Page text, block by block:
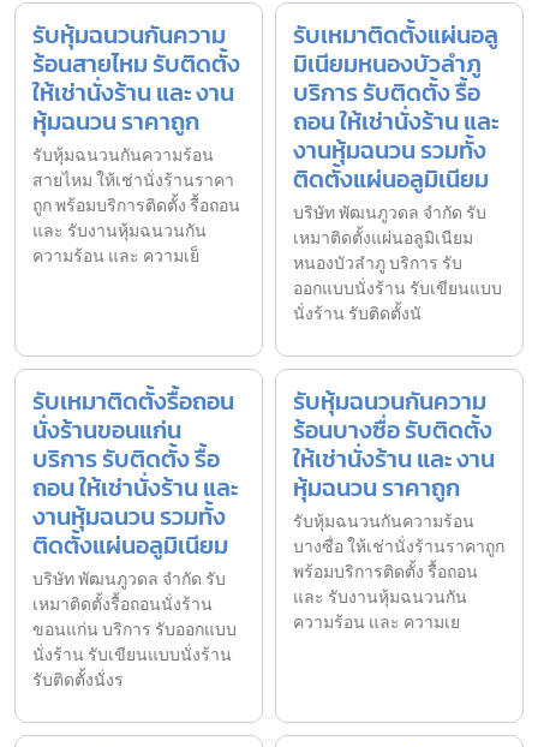
รับหุ้มฉนวนกันความ
ร้อนสายไหม รับติดตั้ง
ให้เช่านั่งร้าน และ งาน
หุ้มฉนวน ราคาถูก
รับหุ้มฉนวนกันความร้อน
สายไหม ให้เช่านั่งร้านราคา
ถูก พร้อมบริการติดตั้ง รื้อถอน
และ รับงานหุ้มฉนวนกัน
ความร้อน และ ความเย็
รับเหมาติดตั้งแผ่นอลู
มิเนียมหนองบัวลำภู
บริการ รับติดตั้ง รื้อ
ถอน ให้เช่านั่งร้าน และ
งานหุ้มฉนวน รวมทั้ง
ติดตั้งแผ่นอลูมิเนียม
บริษัท พัฒนภูวดล จำกัด รับ
เหมาติดตั้งแผ่นอลูมิเนียม
หนองบัวลำภู บริการ รับ
ออกแบบนั่งร้าน รับเขียนแบบ
นั่งร้าน รับติดตั้งนั
รับเหมาติดตั้งรื้อถอน
นั่งร้านขอนแก่น
บริการ รับติดตั้ง รื้อ
ถอน ให้เช่านั่งร้าน และ
งานหุ้มฉนวน รวมทั้ง
ติดตั้งแผ่นอลูมิเนียม
บริษัท พัฒนภูวดล จำกัด รับ
เหมาติดตั้งรื้อถอนนั่งร้าน
ขอนแก่น บริการ รับออกแบบ
นั่งร้าน รับเขียนแบบนั่งร้าน
รับติดตั้งนั่งร
รับหุ้มฉนวนกันความ
ร้อนบางซื่อ รับติดตั้ง
ให้เช่านั่งร้าน และ งาน
หุ้มฉนวน ราคาถูก
รับหุ้มฉนวนกันความร้อน
บางซื่อ ให้เช่านั่งร้านราคาถูก
พร้อมบริการติดตั้ง รื้อถอน
และ รับงานหุ้มฉนวนกัน
ความร้อน และ ความเย